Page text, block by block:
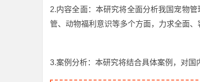
2.内容全面：本研究将全面分析我国宠物
管、动物福利意识等多个方面，力求全面、
3.案例分析：本研究将结合具体案例，对国